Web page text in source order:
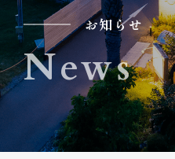
お知らせ
News